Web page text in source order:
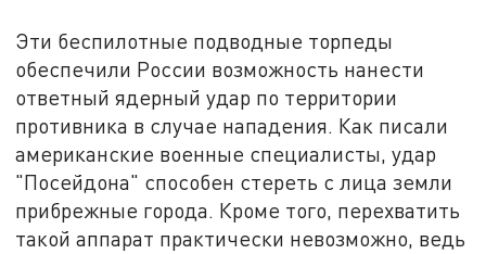
Эти беспилотные подводные торпеды
обеспечили России возможность нанести
ответный ядерный удар по территории
противника в случае нападения. Как писали
американские военные специалисты, удар
"Посейдона" способен стереть с лица земли
прибрежные города. Кроме того, перехватить
такой аппарат практически невозможно, ведь